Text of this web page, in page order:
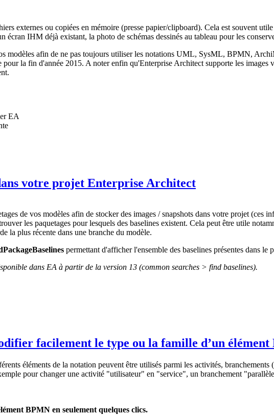
externes ou copiées en mémoire (presse papier/clipboard). Cela est souvent
IHM déjà existant, la photo de schémas dessinés au tableau pour les
modèles afin de ne pas toujours utiliser les notations UML, SysML, BPMN,
la fin d'année 2015. A noter enfin qu'Enterprise Architect supporte les images
EA
votre projet Enterprise Architect
de vos modèles afin de stocker des images / snapshots dans votre projet (ces
les paquetages pour lesquels des baselines existent. Cela peut être utile
la plus récente dans une branche du modèle.
permettant d'afficher l'ensemble des baselines présentes dans
dans EA à partir de la version 13 (common searches > find baselines).
facilement le type ou la famille d’un élément
éléments de la notation peuvent être utilisés parmi les activités,
pour changer une activité "utilisateur" en "service", un branchement
BPMN en seulement quelques clics.